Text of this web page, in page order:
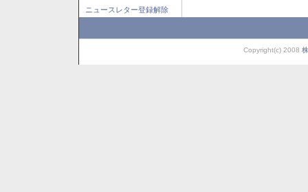
ニュースレター登録解除
Copyright(c) 2008